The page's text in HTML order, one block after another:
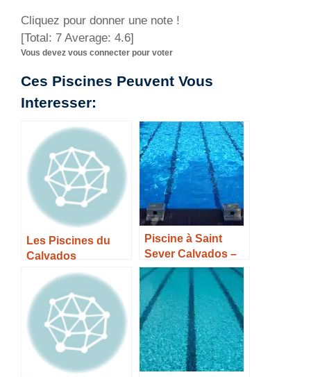
Cliquez pour donner une note !
[Total: 7 Average: 4.6]
Vous devez vous connecter pour voter
Ces Piscines Peuvent Vous
Interesser:
Les Piscines du
Calvados
Piscine à Saint
Sever Calvados –
Horaires, Tarifs et
Infos –